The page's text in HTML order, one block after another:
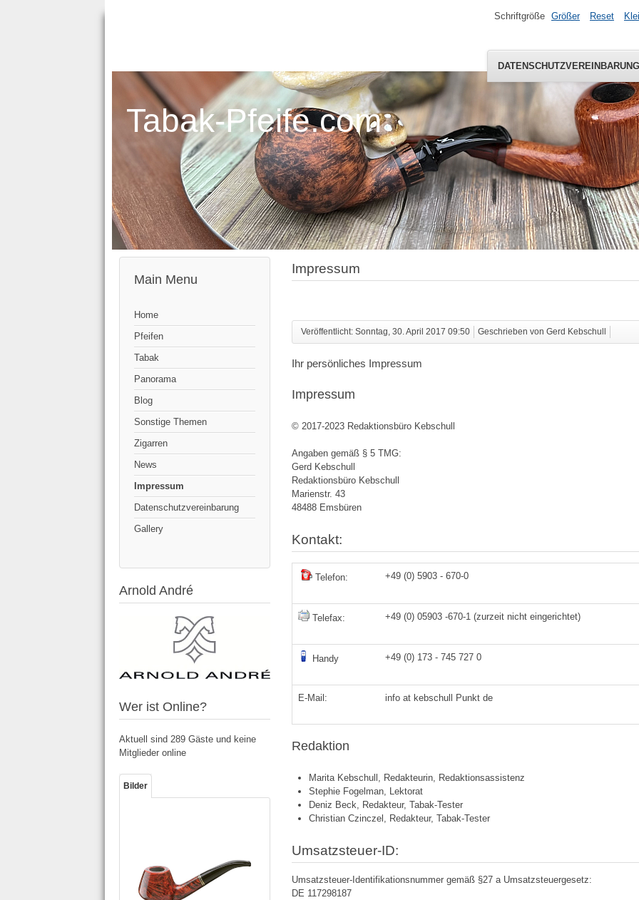
Tabak-Pfeife.com
Schriftgröße Größer Reset
DATENSCHUTZVEREINBARUNG
Main Menu
Home
Pfeifen
Tabak
Panorama
Blog
Sonstige Themen
Zigarren
News
Impressum
Datenschutzvereinbarung
Gallery
Arnold André
Wer ist Online?
Aktuell sind 289 Gäste und keine
Mitglieder online
Bilder
Impressum
Veröffentlicht: Sonntag, 30. April 2017 09:50 Geschrieben von Gerd Kebschull
Ihr persönliches Impressum
Impressum
© 2017-2023 Redaktionsbüro Kebschull
Angaben gemäß § 5 TMG:
Gerd Kebschull
Redaktionsbüro Kebschull
Marienstr. 43
48488 Emsbüren
Kontakt:
Telefon: +49 (0) 5903 - 670-0
Telefax: +49 (0) 05903 -670-1 (zurzeit nicht eingerichtet)
Handy +49 (0) 173 - 745 727 0
E-Mail: info at kebschull Punkt de
Redaktion
Marita Kebschull, Redakteurin, Redaktionsassistenz
Stephie Fogelman, Lektorat
Deniz Beck, Redakteur, Tabak-Tester
Christian Czinczel, Redakteur, Tabak-Tester
Umsatzsteuer-ID:
Umsatzsteuer-Identifikationsnummer gemäß §27 a Umsatzsteuergesetz:
DE 117298187